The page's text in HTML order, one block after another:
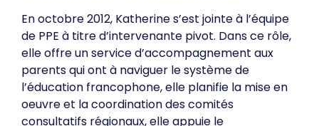
En octobre 2012, Katherine s’est jointe à l’équipe
de PPE à titre d’intervenante pivot. Dans ce rôle,
elle offre un service d’accompagnement aux
parents qui ont à naviguer le système de
l’éducation francophone, elle planifie la mise en
oeuvre et la coordination des comités
consultatifs régionaux, elle appuie le